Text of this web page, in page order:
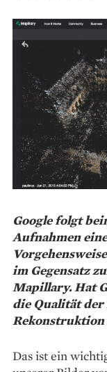
Google folgt
Aufnahmen
im Gegensatz
Mapillary. Hat
die Qualität der
Das ist ein